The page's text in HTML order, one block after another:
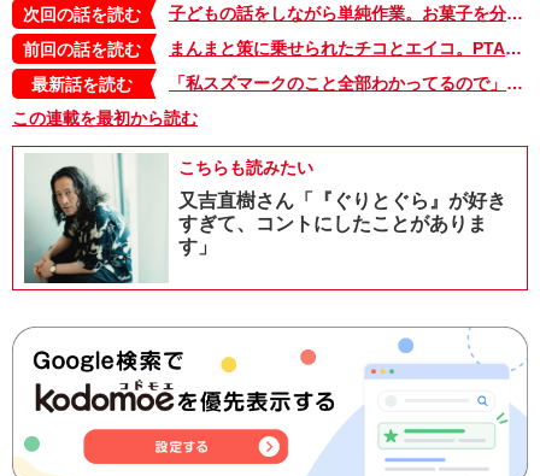
次回の話を読む
子どもの話をしながら単純作業。お菓子を分け合ったり、生活の豆知識を教わったり…。PTAの日常って、なんだかなごむ…【ご奉仕戦隊★PTA・6】
前回の話を読む
まんまと策に乗せられたチコとエイコ。PTA新役員になって、さっそく渡されたものは…【ご奉仕戦隊★PTA・4】
最新話を読む
「私スズマークのこと全部わかってるので」PTAの一大イベント、スズマークの集計日、保護者と楽しく作業をしていたら…【ご奉仕戦隊★PTA・19】
この連載を最初から読む
こちらも読みたい
又吉直樹さん「『ぐりとぐら』が好き
すぎて、コントにしたことがありま
す」